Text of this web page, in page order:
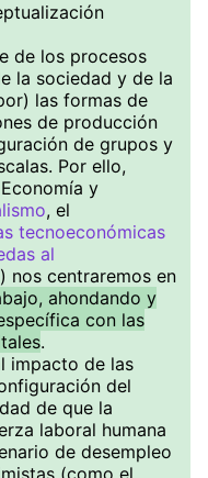
de los procesos
la sociedad y de la
las formas de
de producción
de grupos y
Por ello,
y
, el
tecnoeconómicas
al
) nos centraremos en
ahondando y
con las
.
impacto de las
del
de que la
laboral humana
de desempleo
(como el